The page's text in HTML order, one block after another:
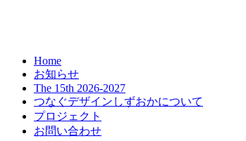
Home
お知らせ
The 15th 2026-2027
つなぐデザインしずおかについて
プロジェクト
お問い合わせ